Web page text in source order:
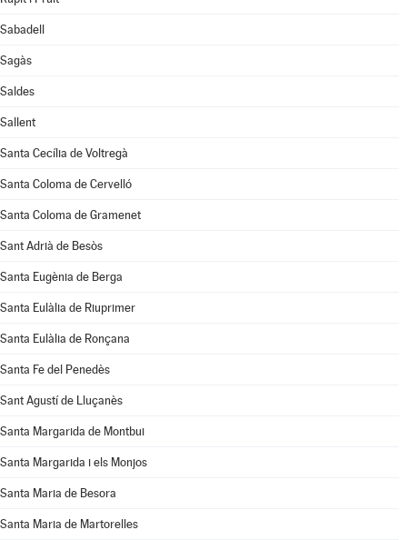
Sabadell
Sagàs
Saldes
Sallent
Santa Cecília de Voltregà
Santa Coloma de Cervelló
Santa Coloma de Gramenet
Sant Adrià de Besòs
Santa Eugènia de Berga
Santa Eulàlia de Riuprimer
Santa Eulàlia de Ronçana
Santa Fe del Penedès
Sant Agustí de Lluçanès
Santa Margarida de Montbui
Santa Margarida i els Monjos
Santa Maria de Besora
Santa Maria de Martorelles